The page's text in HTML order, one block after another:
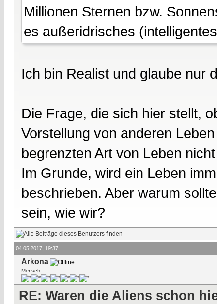
Millionen Sternen bzw.
es außeridrisches
Ich bin Realist und glaube nur
Die Frage, die sich hier stellt,
Vorstellung von anderen
begrenzten Art von Leben
Im Grunde, wird ein Leben
beschrieben. Aber warum
sein, wie wir?
04.05.2017, 19:37
Arkona
Mensch
RE: Waren die Aliens schon